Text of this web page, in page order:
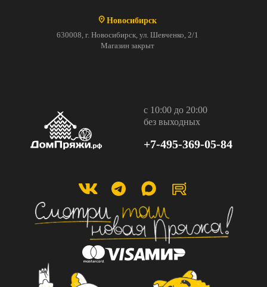
Новосибирск
630008, г. Новосибирск, ул. Шевченко, 2/1
Магазин закрыт
с 10:00 до 20:00
без выходных
+7-495-369-05-84